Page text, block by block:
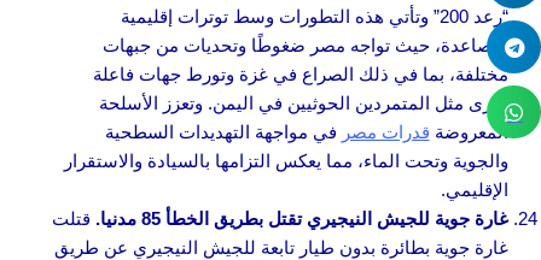
“رعد 200” وتأتي هذه التطورات وسط توترات إقليمية
متصاعدة، حيث تواجه مصر ضغوطًا وتحديات من جبهات
مختلفة، بما في ذلك الصراع في غزة وتورط جهات فاعلة
أخرى مثل المتمردين الحوثيين في اليمن. وتعزز الأسلحة
المعروضة قدرات مصر في مواجهة التهديدات السطحية
والجوية وتحت الماء، مما يعكس التزامها بالسيادة والاستقرار
الإقليمي.
غارة جوية للجيش النيجيري تقتل بطريق الخطأ 85 مدنيا.
قتلت
غارة جوية بطائرة بدون طيار تابعة للجيش النيجيري عن طريق